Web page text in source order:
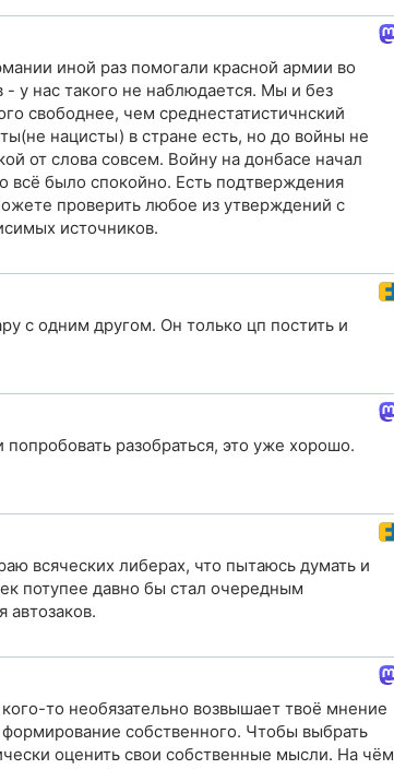
иной раз помогали красной армии во
у нас такого не наблюдается. Мы и без
свободнее, чем среднестатистичнский
нацисты) в стране есть, но до войны не
от слова совсем. Войну на донбасе начал
всё было спокойно. Есть подтверждения
проверить любое из утверждений с
источников.
с одним другом. Он только цп постить и
разобраться, это уже хорошо.
всяческих либерах, что пытаюсь думать и
потупее давно бы стал очередным
автозаков.
то необязательно возвышает твоё мнение
собственного. Чтобы выбрать
оценить свои собственные мысли. На чём